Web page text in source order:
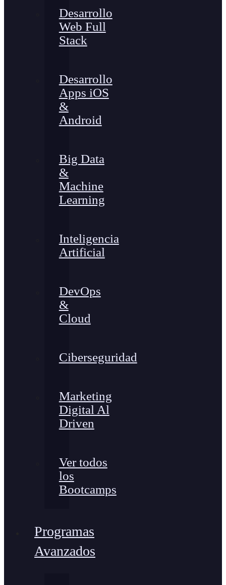
Desarrollo
Web Full
Stack
Desarrollo
Apps iOS
&
Android
Big Data
&
Machine
Learning
Inteligencia
Artificial
DevOps
&
Cloud
Ciberseguridad
Marketing
Digital Al
Driven
Ver todos
los
Bootcamps
Programas
Avanzados